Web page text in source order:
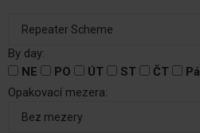
By day:
NE
PO ÚT ST ČT Pá
Opakovací mezera: